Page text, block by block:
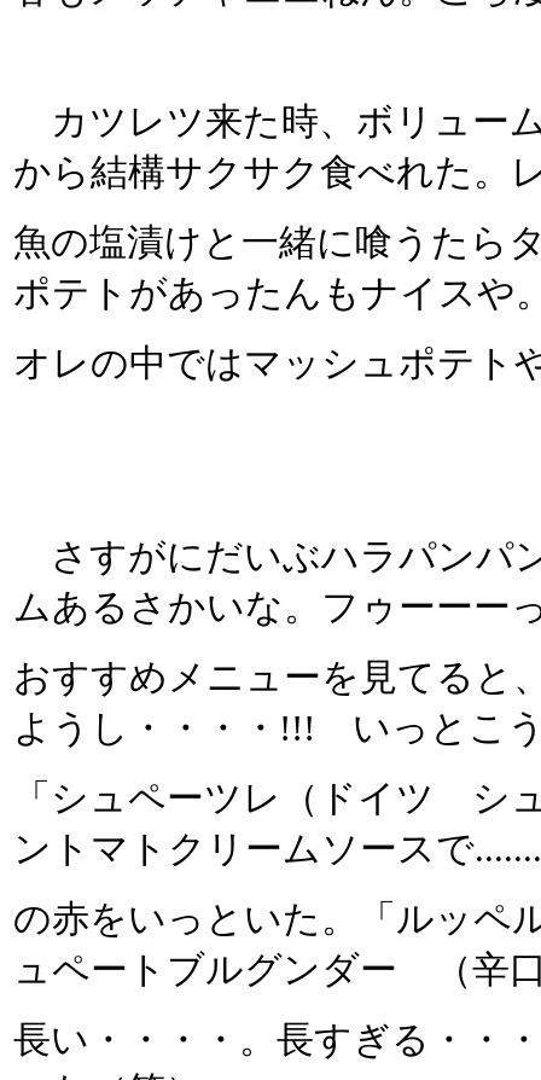
カツレツ来た時、ボリュー
から結構サクサク食べれた。
魚の塩漬けと一緒に喰うたら
ポテトがあったんもナイスや
オレの中ではマッシュポテ
さすがにだいぶハラパンパ
ムあるさかいな。フゥーーー
おすすめメニューを見てる
ようし・・・・!!! いっとこ
「シュペーツレ（ドイツ シ
ントマトクリームソースで
の赤をいっといた。「ルッ
ュペートブルグンダー （辛
長い・・・・。長すぎる・・